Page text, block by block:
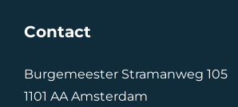
Contact
Burgemeester Stramanweg 105
1101 AA Amsterdam